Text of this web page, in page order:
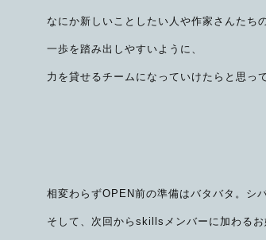
なにか新しいことしたい人や作家さんたち
一歩を踏み出しやすいように、
力を貸せるチームになっていけたらと思っ
相変わらずOPEN前の準備はバタバタ。シ
そして、次回からskillsメンバーに加わる